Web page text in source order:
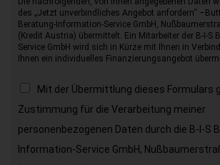
des „Jetzt unverbindliches Angebot anfordern“
Beratung-Information-Service GmbH,
(Kredit Austria) übermittelt. Ein Mitarbeiter der B-I-S
Service GmbH wird sich in Kürze mit Ihnen in
Ihnen ein individuelles Finanzierungsangebot
Mit der Übermittlung dieses Formulars
Zustimmung für die Verarbeitung meiner
personenbezogenen Daten durch die B-I-S
Information-Service GmbH,